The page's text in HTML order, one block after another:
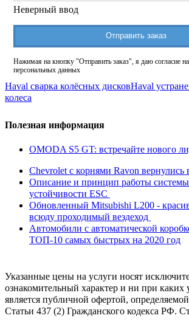
Неверный ввод
Отправить заказ
Нажимая на кнопку "Отправить заказ", я даю согласие
персональных данных
Haval сварка колёсных дисковHaval
колеса
Полезная информация
OMODA S5 GT: встречайте нового
Chevrolet с корнями Ravon вернулись
Описание и принцип работы
устойчивости ESC
Обновленный Mitsubishi L200 -
всюду проходимый вездеход
Автомобили с автоматической
ТОП-10 самых быстрых на 2020 год
Указанные цены на услуги носят
ознакомительный характер и ни при каких
является публичной офертой,
Статьи 437 (2) Гражданского кодекса РФ.